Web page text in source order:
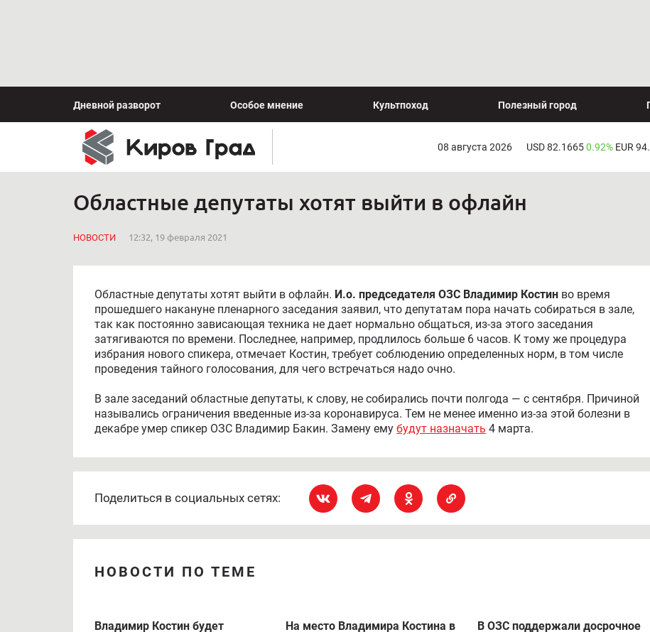
Дневной разворот Особое мнение Культпоход Полезный город
08 августа 2026 USD 82.16650.92% EUR
Областные депутаты хотят выйти в офлайн
НОВОСТИ 12:32, 19 февраля 2021
Областные депутаты хотят выйти в офлайн. И.о. председателя ОЗС Владимир Костин во время
прошедшего накануне пленарного заседания заявил, что депутатам пора начать собираться в зале,
так как постоянно зависающая техника не дает нормально общаться, из-за этого заседания
затягиваются по времени. Последнее, например, продлилось больше 6 часов. К тому же процедура
избрания нового спикера, отмечает Костин, требует соблюдению определенных норм, в том числе
проведения тайного голосования, для чего встречаться надо очно.
В зале заседаний областные депутаты, к слову, не собирались почти полгода — с сентября. Причиной
назывались ограничения введенные из-за коронавируса. Тем не менее именно из-за этой болезни в
декабре умер спикер ОЗС Владимир Бакин. Замену ему будут назначать 4 марта.
Поделиться в социальных сетях:
НОВОСТИ ПО ТЕМЕ
Владимир Костин будет
На место Владимира Костина в
В ОЗС поддержали досрочное